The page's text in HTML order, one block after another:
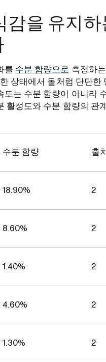
을 유지하
를 수분 함량으로 측정하
상태에서 돌처럼 단단한
는 수분 함량이 아니라
활성도와 수분 함량의 관
수분 함량 출
18.90% 2
8.60% 2
1.40% 2
4.60% 2
1.30% 2